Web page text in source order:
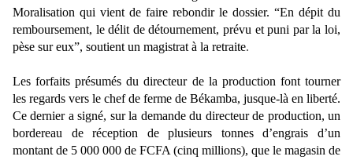
Moralisation qui vient de faire rebondir le dossier. “En dépit du
remboursement, le délit de détournement, prévu et puni par la loi,
pèse sur eux”, soutient un magistrat à la retraite.
Les forfaits présumés du directeur de la production font tourner
les regards vers le chef de ferme de Békamba, jusque-là en liberté.
Ce dernier a signé, sur la demande du directeur de production, un
bordereau de réception de plusieurs tonnes d’engrais d’un
montant de 5 000 000 de FCFA (cinq millions), que le magasin de